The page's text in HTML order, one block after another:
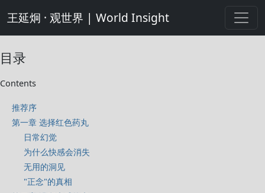
王延炯 · 观世界 | World Insight
目录
Contents
推荐序
第一章 选择红色药丸
日常幻觉
为什么快感会消失
无用的洞见
"正念"的真相